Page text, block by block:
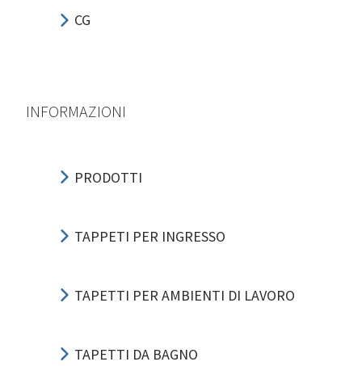
CG
INFORMAZIONI
PRODOTTI
TAPPETI PER INGRESSO
TAPETTI PER AMBIENTI DI LAVORO
TAPETTI DA BAGNO